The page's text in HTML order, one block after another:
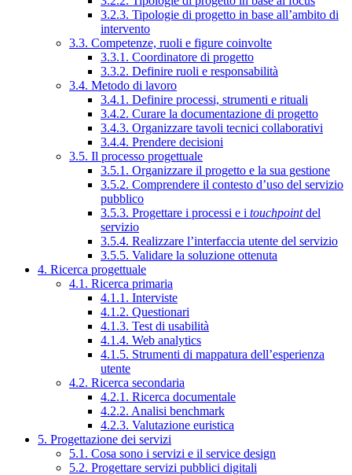
3.2.3. Tipologie di progetto in base all’ambito di
intervento
3.3. Competenze, ruoli e figure coinvolte
3.3.1. Coordinatore di progetto
3.3.2. Definire ruoli e responsabilità
3.4. Metodo di lavoro
3.4.1. Definire processi, strumenti e rituali
3.4.2. Curare la documentazione di progetto
3.4.3. Organizzare tavoli tecnici collaborativi
3.4.4. Prendere decisioni
3.5. Il processo progettuale
3.5.1. Organizzare il progetto e la sua gestione
3.5.2. Comprendere il contesto d’uso del servizio
pubblico
3.5.3. Progettare i processi e i touchpointdel
servizio
3.5.4. Realizzare l’interfaccia utente del servizio
3.5.5. Validare la soluzione ottenuta
4. Ricerca progettuale
4.1. Ricerca primaria
4.1.1. Interviste
4.1.2. Questionari
4.1.3. Test di usabilità
4.1.4. Web analytics
4.1.5. Strumenti di mappatura dell’esperienza
utente
4.2. Ricerca secondaria
4.2.1. Ricerca documentale
4.2.2. Analisi benchmark
4.2.3. Valutazione euristica
5. Progettazione dei servizi
5.1. Cosa sono i servizi e il service design
5.2. Progettare servizi pubblici digitali